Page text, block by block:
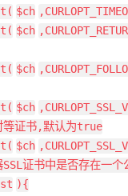
$ch
$ch
$ch
$ch
等证书,默认为true
$ch
证书中是否存在一
){